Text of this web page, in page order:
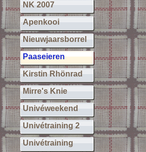
NK 2007
Apenkooi
Nieuwjaarsborrel
Paaseieren
Kirstin Rhönrad
Mirre's Knie
Univéweekend
Univétraining 2
Univétraining